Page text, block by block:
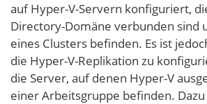
auf Hyper-V-Servern konfiguriert,
Directory-Domäne verbunden sind
eines Clusters befinden. Es ist
die Hyper-V-Replikation zu
die Server, auf denen Hyper-V
einer Arbeitsgruppe befinden.